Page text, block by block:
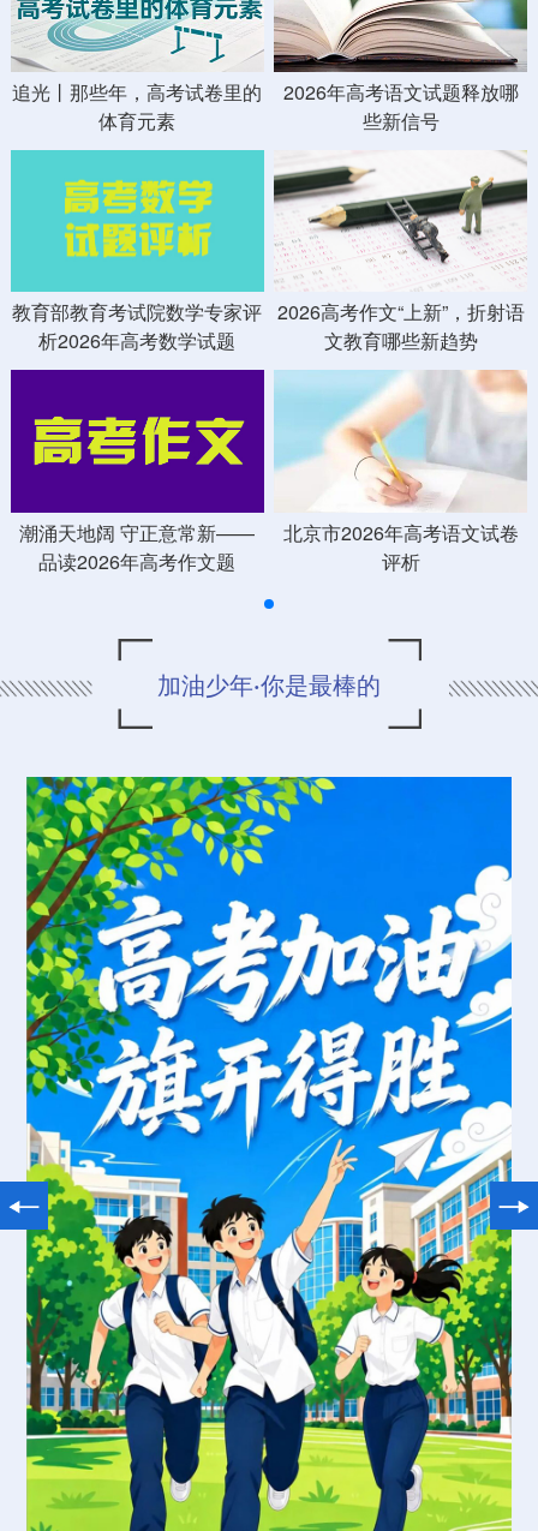
追光丨那些年，高考试卷里的
体育元素
2026年高考语文试题释放哪
些新信号
教育部教育考试院数学专家评
析2026年高考数学试题
2026高考作文“上新”，折射语
文教育哪些新趋势
潮涌天地阔 守正意常新——
品读2026年高考作文题
北京市2026年高考语文试卷
评析
加油少年·你是最棒的